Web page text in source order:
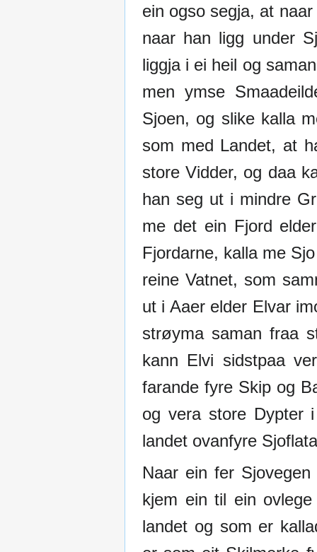
ein ogso segja, at
naar han ligg under
liggja i ei heil og
men ymse
Sjoen, og slike kalla
som med Landet, at
store Vidder, og daa
han seg ut i mindre
me det ein Fjord
Fjordarne, kalla me
reine Vatnet, som
ut i Aaer elder Elvar
strøyma saman fraa
kann Elvi sidstpaa
farande fyre Skip og
og vera store Dypter
landet ovanfyre
Naar ein fer
kjem ein til ein
landet og som er